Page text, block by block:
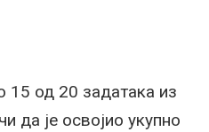
15 од 20 задатака из
да је освојио укупно